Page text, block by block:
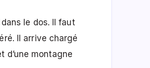
le dos. Il faut
Il arrive chargé
d’une montagne